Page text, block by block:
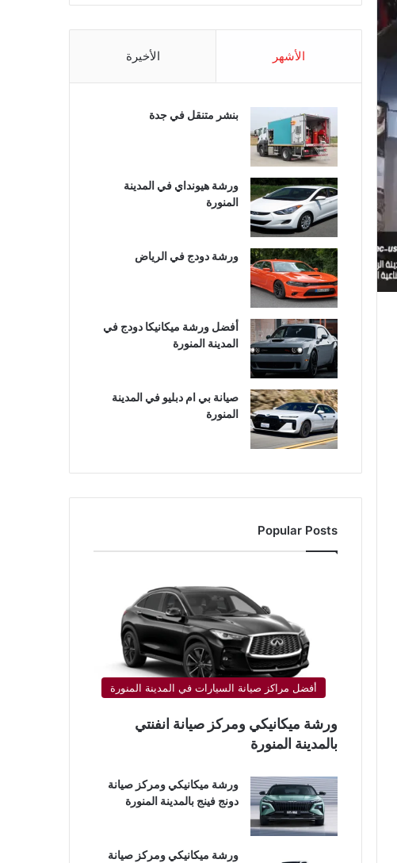
الأشهر الأخيرة
بنشر متنقل في جدة
ورشة هيونداي في المدينة
المنورة
ورشة دودج في الرياض
أفضل ورشة ميكانيكا دودج في
المدينة المنورة
صيانة بي ام دبليو في المدينة
المنورة
Popular Posts
أفضل مراكز صيانة السيارات في المدينة المنورة
ورشة ميكانيكي ومركز صيانة انفنتي
بالمدينة المنورة
ورشة ميكانيكي ومركز صيانة
دونج فينج بالمدينة المنورة
ورشة ميكانيكي ومركز صيانة